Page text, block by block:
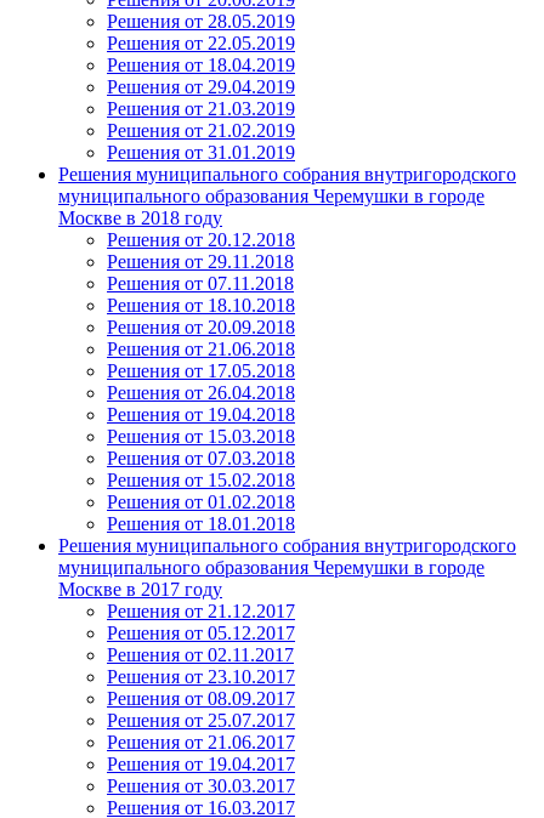
Решения от 28.05.2019
Решения от 22.05.2019
Решения от 18.04.2019
Решения от 29.04.2019
Решения от 21.03.2019
Решения от 21.02.2019
Решения от 31.01.2019
Решения муниципального собрания внутригородского
муниципального образования Черемушки в городе
Москве в 2018 году
Решения от 20.12.2018
Решения от 29.11.2018
Решения от 07.11.2018
Решения от 18.10.2018
Решения от 20.09.2018
Решения от 21.06.2018
Решения от 17.05.2018
Решения от 26.04.2018
Решения от 19.04.2018
Решения от 15.03.2018
Решения от 07.03.2018
Решения от 15.02.2018
Решения от 01.02.2018
Решения от 18.01.2018
Решения муниципального собрания внутригородского
муниципального образования Черемушки в городе
Москве в 2017 году
Решения от 21.12.2017
Решения от 05.12.2017
Решения от 02.11.2017
Решения от 23.10.2017
Решения от 08.09.2017
Решения от 25.07.2017
Решения от 21.06.2017
Решения от 19.04.2017
Решения от 30.03.2017
Решения от 16.03.2017